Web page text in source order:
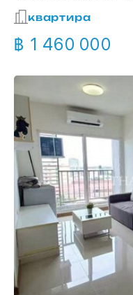
квартира
฿ 1 460 000